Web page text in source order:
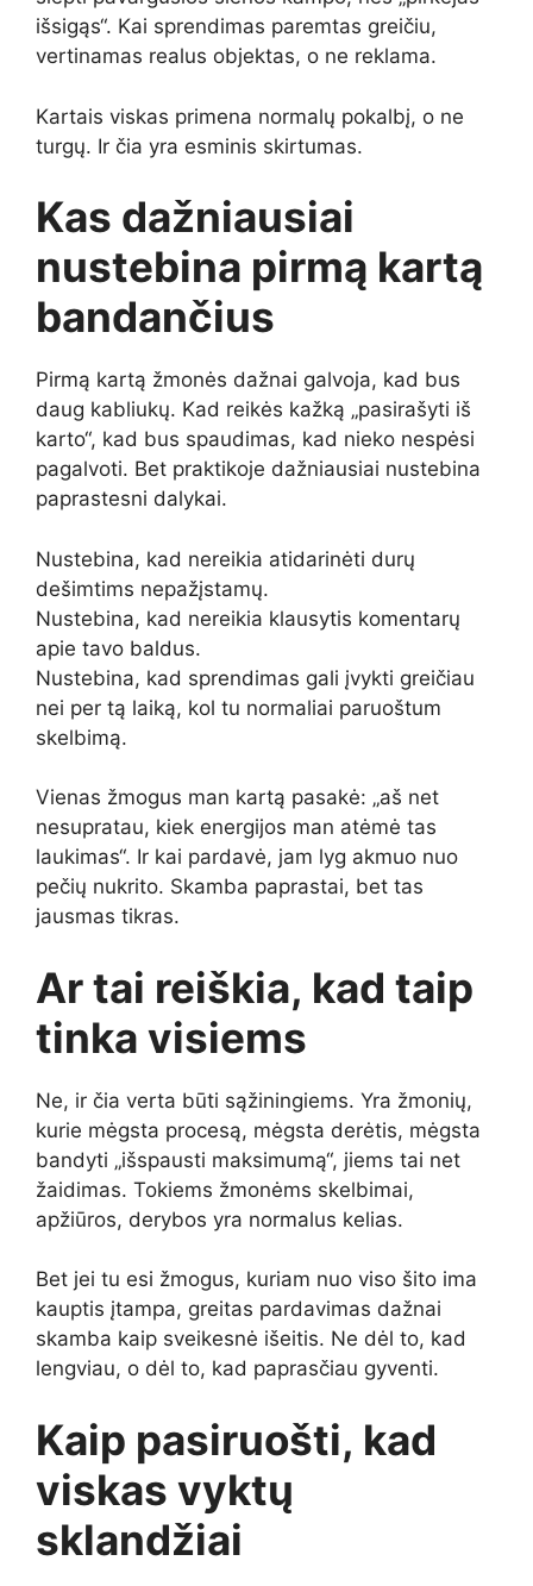
išsigąs“. Kai sprendimas paremtas greičiu,
vertinamas realus objektas, o ne reklama.
Kartais viskas primena normalų pokalbį, o ne
turgų. Ir čia yra esminis skirtumas.
Kas dažniausiai
nustebina pirmą kartą
bandančius
Pirmą kartą žmonės dažnai galvoja, kad bus
daug kabliukų. Kad reikės kažką „pasirašyti iš
karto“, kad bus spaudimas, kad nieko nespėsi
pagalvoti. Bet praktikoje dažniausiai nustebina
paprastesni dalykai.
Nustebina, kad nereikia atidarinėti durų
dešimtims nepažįstamų.
Nustebina, kad nereikia klausytis komentarų
apie tavo baldus.
Nustebina, kad sprendimas gali įvykti greičiau
nei per tą laiką, kol tu normaliai paruoštum
skelbimą.
Vienas žmogus man kartą pasakė: „aš net
nesupratau, kiek energijos man atėmė tas
laukimas“. Ir kai pardavė, jam lyg akmuo nuo
pečių nukrito. Skamba paprastai, bet tas
jausmas tikras.
Ar tai reiškia, kad taip
tinka visiems
Ne, ir čia verta būti sąžiningiems. Yra žmonių,
kurie mėgsta procesą, mėgsta derėtis, mėgsta
bandyti „išspausti maksimumą“, jiems tai net
žaidimas. Tokiems žmonėms skelbimai,
apžiūros, derybos yra normalus kelias.
Bet jei tu esi žmogus, kuriam nuo viso šito ima
kauptis įtampa, greitas pardavimas dažnai
skamba kaip sveikesnė išeitis. Ne dėl to, kad
lengviau, o dėl to, kad paprasčiau gyventi.
Kaip pasiruošti, kad
viskas vyktų
sklandžiai